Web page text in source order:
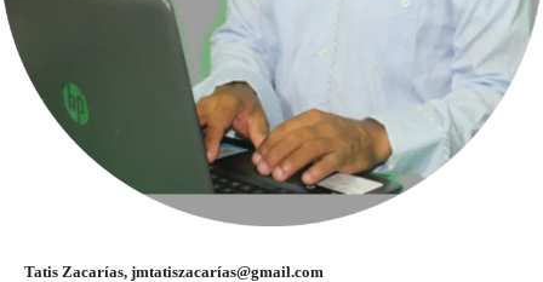
Tatis Zacarías, jmtatiszacarías@gmail.com